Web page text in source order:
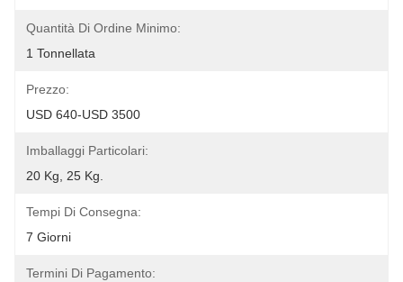
Quantità Di Ordine Minimo:
1 Tonnellata
Prezzo:
USD 640-USD 3500
Imballaggi Particolari:
20 Kg, 25 Kg.
Tempi Di Consegna:
7 Giorni
Termini Di Pagamento: